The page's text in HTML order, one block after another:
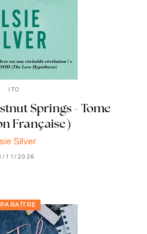
ITO
Springs - Tome
Française)
Silver
11/2026